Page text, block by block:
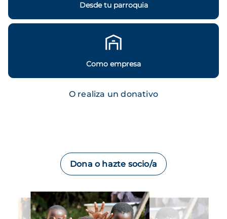
Desde tu parroquia
Como empresa
O realiza un donativo
Dona o hazte socio/a
Imagen